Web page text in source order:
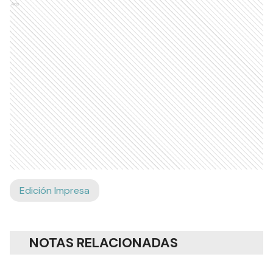
Ads
Edición Impresa
NOTAS RELACIONADAS